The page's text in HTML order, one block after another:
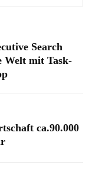
Search
Welt mit Task-
ca.90.000